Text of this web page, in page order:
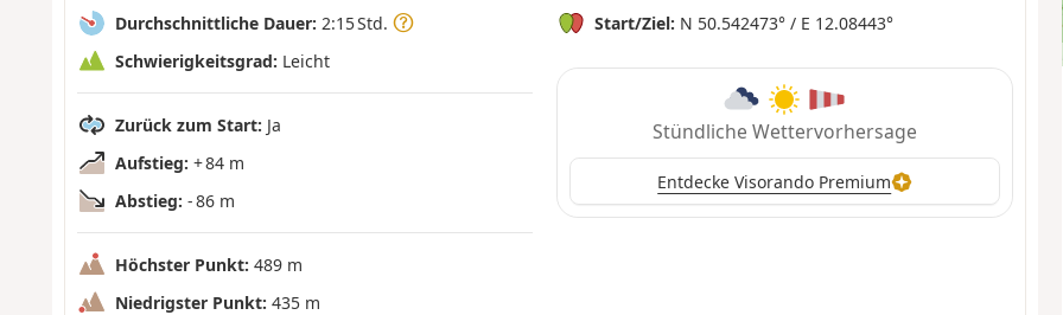
Durchschnittliche Dauer: 2:15 Std.
Schwierigkeitsgrad: Leicht
Zurück zum Start: Ja
Aufstieg: + 84 m
Abstieg: - 86 m
Höchster Punkt: 489 m
Niedrigster Punkt: 435 m
Start/Ziel: N 50.542473° / E 12.08443°
Stündliche Wettervorhersage
Entdecke Visorando Premium